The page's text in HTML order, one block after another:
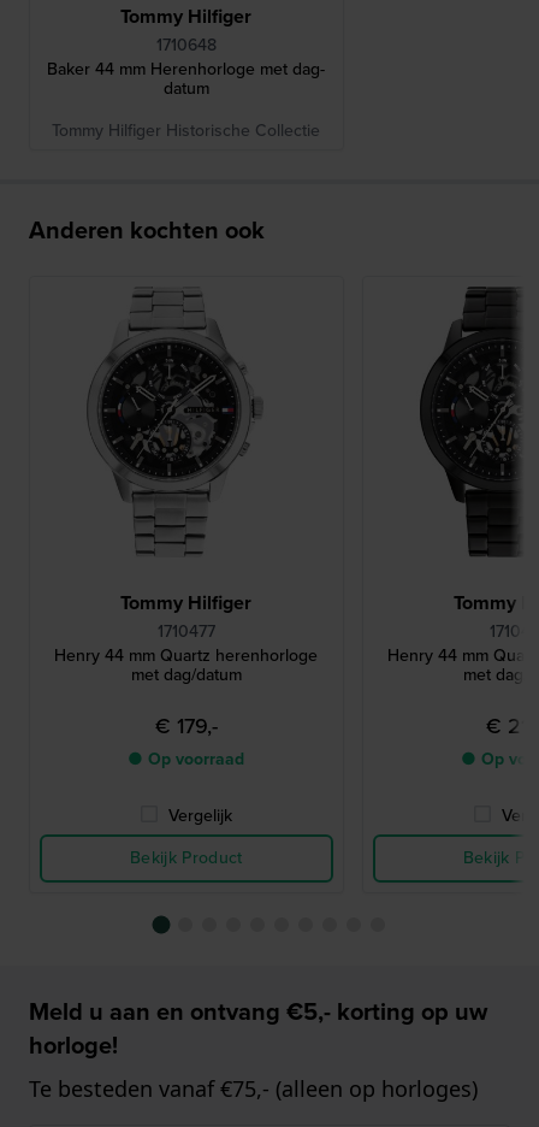
Tommy Hilfiger
1710648
Baker 44 mm Herenhorloge met dag-
datum
Tommy Hilfiger Historische Collectie
Anderen kochten ook
Tommy Hilfiger
1710477
Henry 44 mm Quartz herenhorloge
met dag/datum
€ 179,-
● Op voorraad
Vergelijk
Bekijk Product
Tommy
Henry 44 mm
met dag/
€
● Op
Bekijk
Meld u aan en ontvang €5,- korting op uw
horloge!
Te besteden vanaf €75,- (alleen op horloges)